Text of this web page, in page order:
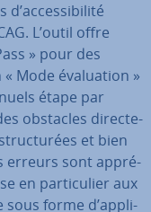
d’ac­ces­si­bi­lité
L’outil offre
» pour des
Mode éva­lua­tion »
étape par
obstacles di­rec­te­
et bien
erreurs sont ap­pré­
en par­ti­cu­lier aux
sous forme d’ap­pli­